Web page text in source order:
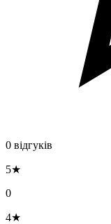
0 відгуків
5★
0
4★